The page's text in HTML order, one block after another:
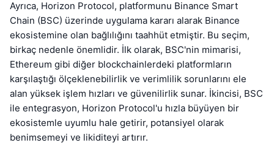
Ayrıca, Horizon Protocol, platformunu Binance Smart
Chain (BSC) üzerinde uygulama kararı alarak Binance
ekosistemine olan bağlılığını taahhüt etmiştir. Bu seçim,
birkaç nedenle önemlidir. İlk olarak, BSC'nin mimarisi,
Ethereum gibi diğer blockchainlerdeki platformların
karşılaştığı ölçeklenebilirlik ve verimlilik sorunlarını ele
alan yüksek işlem hızları ve güvenilirlik sunar. İkincisi, BSC
ile entegrasyon, Horizon Protocol'u hızla büyüyen bir
ekosistemle uyumlu hale getirir, potansiyel olarak
benimsemeyi ve likiditeyi artırır.